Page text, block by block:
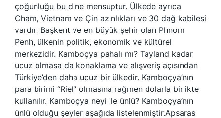
çoğunluğu bu dine mensuptur. Ülkede ayrıca
Cham, Vietnam ve Çin azınlıkları ve 30 dağ kabilesi
vardır. Başkent ve en büyük şehir olan Phnom
Penh, ülkenin politik, ekonomik ve kültürel
merkezidir. Kamboçya pahalı mı? Tayland kadar
ucuz olmasa da konaklama ve alışveriş açısından
Türkiye’den daha ucuz bir ülkedir. Kamboçya’nın
para birimi “Riel” olmasına rağmen dolarla birlikte
kullanılır. Kamboçya neyi ile ünlü? Kamboçya’nın
ünlü olduğu şeyler aşağıda listelenmiştir.Apsaras